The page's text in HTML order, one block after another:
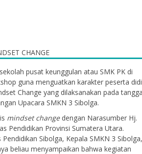
pusat keunggulan atau SMK PK di
guna menguatkan karakter peserta
Change yang dilaksanakan pada
Upacara SMKN 3 Sibolga.
mindset changedengan Narasumber Hj.
Pendidikan Provinsi Sumatera Utara.
Sibolga, Kepala SMKN 3 Sibolga,
beliau menyampaikan bahwa kegiatan